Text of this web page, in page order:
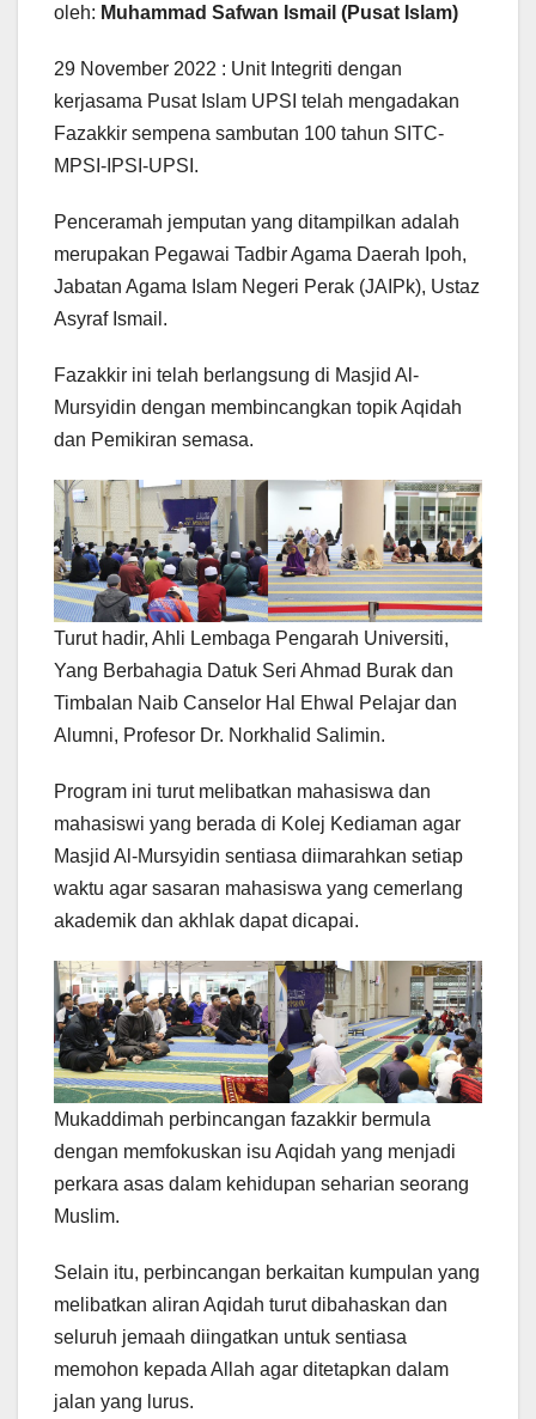
oleh: Muhammad Safwan Ismail (Pusat Islam)
29 November 2022 : Unit Integriti dengan
kerjasama Pusat Islam UPSI telah mengadakan
Fazakkir sempena sambutan 100 tahun SITC-
MPSI-IPSI-UPSI.
Penceramah jemputan yang ditampilkan adalah
merupakan Pegawai Tadbir Agama Daerah Ipoh,
Jabatan Agama Islam Negeri Perak (JAIPk), Ustaz
Asyraf Ismail.
Fazakkir ini telah berlangsung di Masjid Al-
Mursyidin dengan membincangkan topik Aqidah
dan Pemikiran semasa.
Turut hadir, Ahli Lembaga Pengarah Universiti,
Yang Berbahagia Datuk Seri Ahmad Burak dan
Timbalan Naib Canselor Hal Ehwal Pelajar dan
Alumni, Profesor Dr. Norkhalid Salimin.
Program ini turut melibatkan mahasiswa dan
mahasiswi yang berada di Kolej Kediaman agar
Masjid Al-Mursyidin sentiasa diimarahkan setiap
waktu agar sasaran mahasiswa yang cemerlang
akademik dan akhlak dapat dicapai.
Mukaddimah perbincangan fazakkir bermula
dengan memfokuskan isu Aqidah yang menjadi
perkara asas dalam kehidupan seharian seorang
Muslim.
Selain itu, perbincangan berkaitan kumpulan yang
melibatkan aliran Aqidah turut dibahaskan dan
seluruh jemaah diingatkan untuk sentiasa
memohon kepada Allah agar ditetapkan dalam
jalan yang lurus.